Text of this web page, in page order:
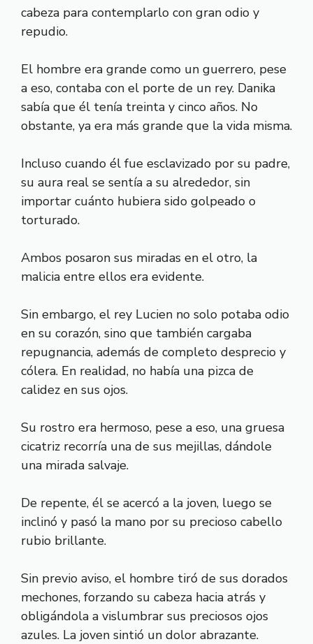
cabeza para contemplarlo con gran odio y
repudio.
El hombre era grande como un guerrero, pese
a eso, contaba con el porte de un rey. Danika
sabía que él tenía treinta y cinco años. No
obstante, ya era más grande que la vida misma.
Incluso cuando él fue esclavizado por su padre,
su aura real se sentía a su alrededor, sin
importar cuánto hubiera sido golpeado o
torturado.
Ambos posaron sus miradas en el otro, la
malicia entre ellos era evidente.
Sin embargo, el rey Lucien no solo potaba odio
en su corazón, sino que también cargaba
repugnancia, además de completo desprecio y
cólera. En realidad, no había una pizca de
calidez en sus ojos.
Su rostro era hermoso, pese a eso, una gruesa
cicatriz recorría una de sus mejillas, dándole
una mirada salvaje.
De repente, él se acercó a la joven, luego se
inclinó y pasó la mano por su precioso cabello
rubio brillante.
Sin previo aviso, el hombre tiró de sus dorados
mechones, forzando su cabeza hacia atrás y
obligándola a vislumbrar sus preciosos ojos
azules. La joven sintió un dolor abrazante.